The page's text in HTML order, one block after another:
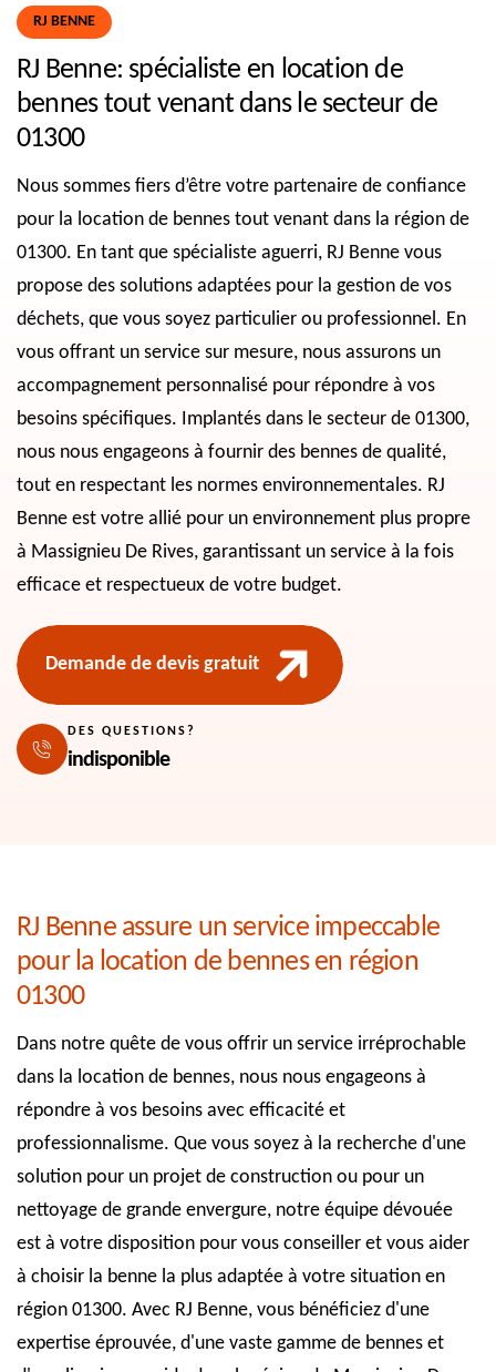
RJ BENNE
RJ Benne: spécialiste en location de
bennes tout venant dans le secteur de
01300
Nous sommes fiers d’être votre partenaire de confiance
pour la location de bennes tout venant dans la région de
01300. En tant que spécialiste aguerri, RJ Benne vous
propose des solutions adaptées pour la gestion de vos
déchets, que vous soyez particulier ou professionnel. En
vous offrant un service sur mesure, nous assurons un
accompagnement personnalisé pour répondre à vos
besoins spécifiques. Implantés dans le secteur de 01300,
nous nous engageons à fournir des bennes de qualité,
tout en respectant les normes environnementales. RJ
Benne est votre allié pour un environnement plus propre
à Massignieu De Rives, garantissant un service à la fois
efficace et respectueux de votre budget.
Demande de devis gratuit
DES QUESTIONS?
indisponible
RJ Benne assure un service impeccable
pour la location de bennes en région
01300
Dans notre quête de vous offrir un service irréprochable
dans la location de bennes, nous nous engageons à
répondre à vos besoins avec efficacité et
professionnalisme. Que vous soyez à la recherche d'une
solution pour un projet de construction ou pour un
nettoyage de grande envergure, notre équipe dévouée
est à votre disposition pour vous conseiller et vous aider
à choisir la benne la plus adaptée à votre situation en
région 01300. Avec RJ Benne, vous bénéficiez d'une
expertise éprouvée, d'une vaste gamme de bennes et